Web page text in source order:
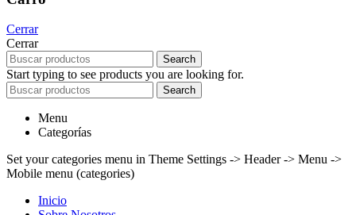
Cerrar
Cerrar
Search
Start typing to see products you are looking for.
Search
Menu
Categorías
Set your categories menu in Theme Settings -> Header -> Menu ->
Mobile menu (categories)
Inicio